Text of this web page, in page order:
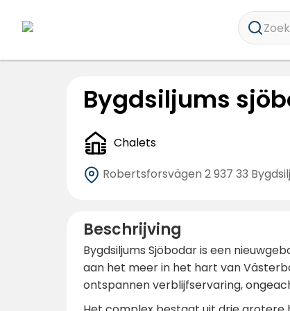
Bygdsiljums
Chalets
Robertsforsvägen 2937 33
Beschrijving
Bygdsiljums Sjöbodar is een
aan het meer in het hart van
ontspannen verblijfservaring,